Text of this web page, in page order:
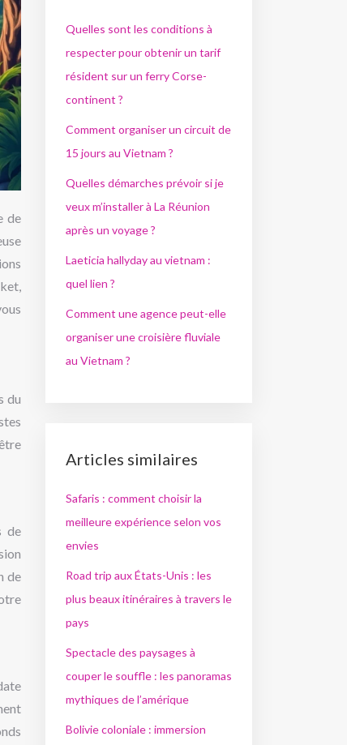
de
du
de
de
Quelles sont les conditions à
respecter pour obtenir un tarif
résident sur un ferry Corse-
continent ?
Comment organiser un circuit de
15 jours au Vietnam ?
Quelles démarches prévoir si je
veux m’installer à La Réunion
après un voyage ?
Laeticia hallyday au vietnam :
quel lien ?
Comment une agence peut-elle
organiser une croisière fluviale
au Vietnam ?
Articles similaires
Safaris : comment choisir la
meilleure expérience selon vos
envies
Road trip aux États-Unis : les
plus beaux itinéraires à travers le
pays
Spectacle des paysages à
couper le souffle : les panoramas
mythiques de l’amérique
Bolivie coloniale : immersion